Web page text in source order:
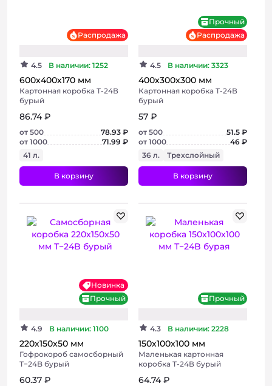
Распродажа
4.5 В наличии: 1252
600х400х170 мм
Картонная коробка Т-24В
бурый
86.74 ₽
от 500
78.93 ₽
от 1000
71.99 ₽
41 л.
В корзину
Прочный
Распродажа
4.5 В наличии: 3323
400х300х300 мм
Картонная коробка Т-24В
бурый
57 ₽
от 500
51.5 ₽
от 1000
46 ₽
36 л.
Трехслойный
В корзину
Новинка
Прочный
4.9 В наличии: 1100
220х150х50 мм
Гофрокороб самосборный
Т−24B бурый
60.37 ₽
Прочный
4.3 В наличии: 2228
150х100х100 мм
Маленькая картонная
коробка Т-24В бурый
64.74 ₽